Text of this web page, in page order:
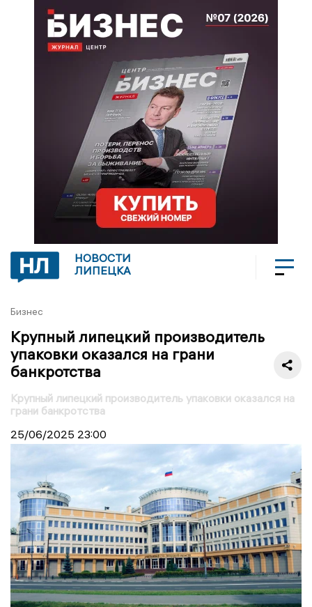
НОВОСТИ
ЛИПЕЦКА
Бизнес
Крупный липецкий производитель
упаковки оказался на грани
банкротства
Крупный липецкий производитель упаковки оказался на
грани банкротства
25/06/2025 23:00